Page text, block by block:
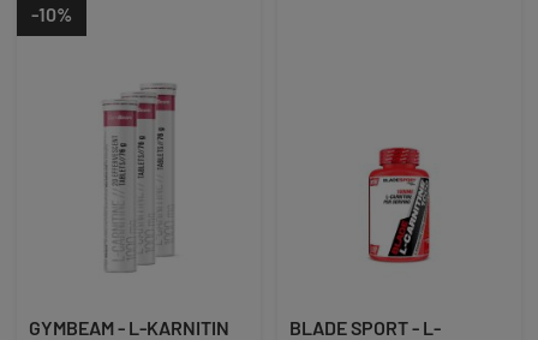
-10%
GYMBEAM - L-KARNITIN
BLADE SPORT - L-